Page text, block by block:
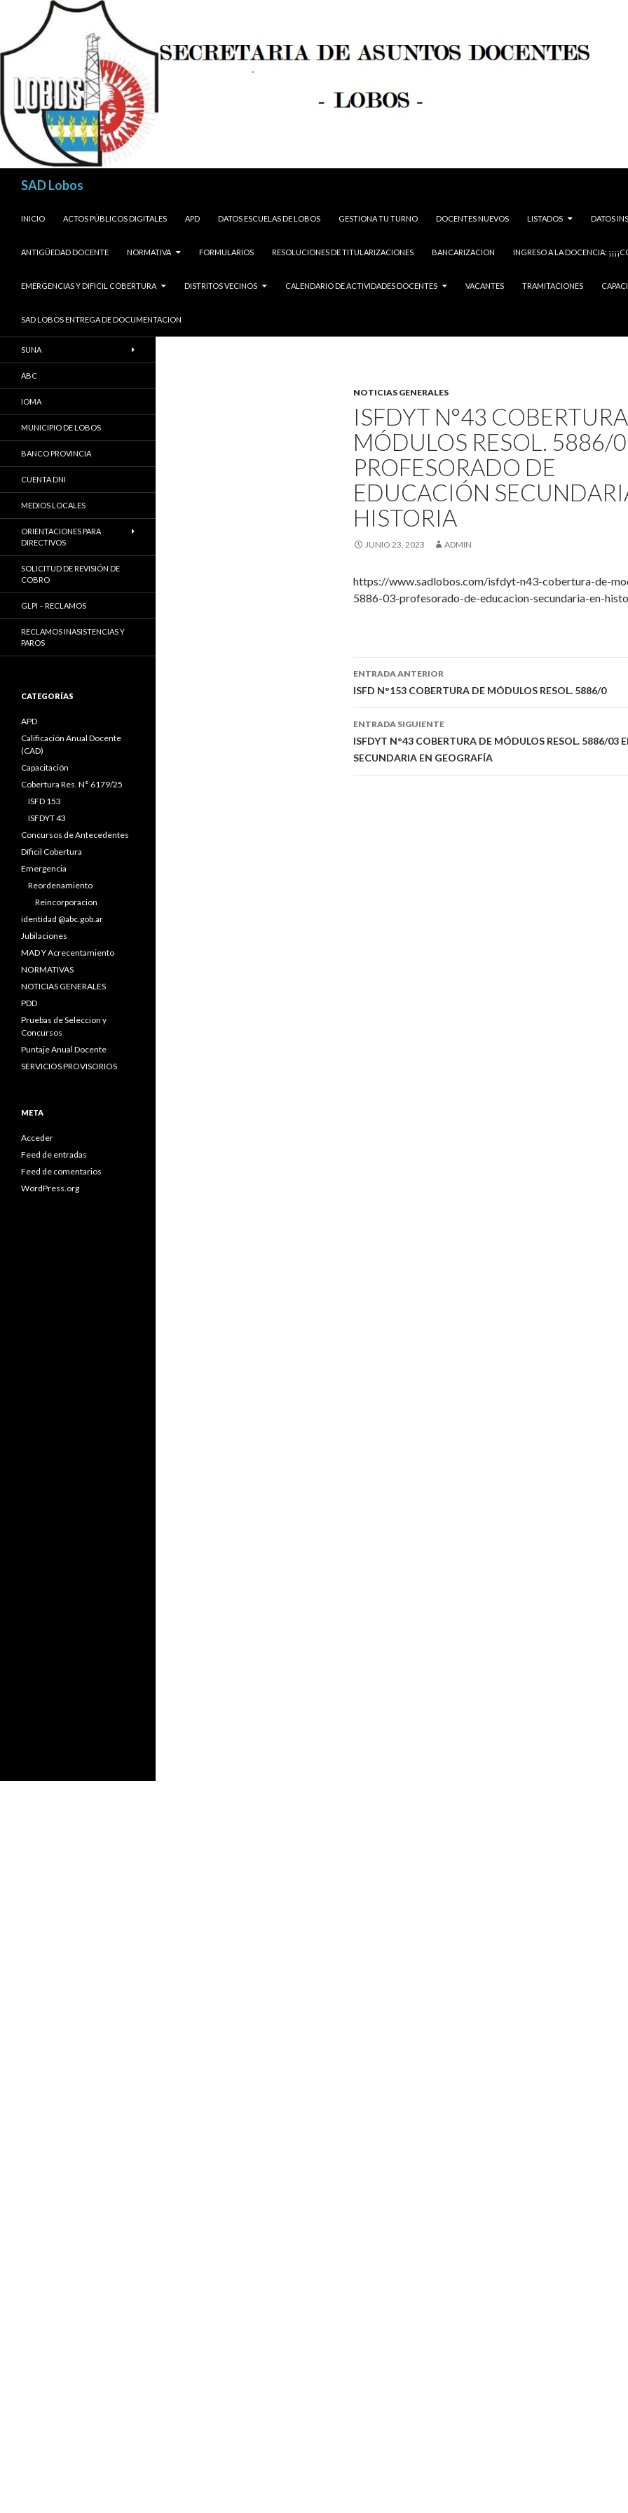
SAD Lobos
INICIO
ACTOS PÚBLICOS DIGITALES APD DATOS ESCUELAS DE LOBOS GESTIONA TU TURNO DOCENTES NUEVOS LISTADOS DATOS
ANTIGÜEDAD DOCENTE NORMATIVA FORMULARIOS RESOLUCIONES DE TITULARIZACIONES BANCARIZACION INGRESO A LA DOCENCIA:
EMERGENCIAS Y DIFICIL COBERTURA DISTRITOS VECINOS CALENDARIO DE ACTIVIDADES DOCENTES VACANTES TRAMITACIONES
SAD LOBOS ENTREGA DE DOCUMENTACION
NOTICIAS GENERALES
ISFDYT N°43
MÓDULOS RESOL. 5886/
PROFESORADO DE
EDUCACIÓN
HISTORIA
JUNIO 23, 2023 ADMIN
https://www.sadlobos.com/isfdyt-n43-cobertura-de-
5886-03-profesorado-de-educacion-secundaria-en-
Navegación
de
entradas
ENTRADA ANTERIOR
ISFD N°153 COBERTURA DE MÓDULOS RESOL. 5886/0
ENTRADA SIGUIENTE
ISFDYT N°43 COBERTURA DE MÓDULOS RESOL. 5886/03
SECUNDARIA EN GEOGRAFÍA
SUNA
ABC
IOMA
MUNICIPIO DE LOBOS
BANCO PROVINCIA
CUENTA DNI
MEDIOS LOCALES
ORIENTACIONES PARA
DIRECTIVOS
SOLICITUD DE REVISIÓN DE
COBRO
GLPI – RECLAMOS
RECLAMOS INASISTENCIAS Y
PAROS
CATEGORÍAS
APD
Calificación Anual Docente
(CAD)
Capacitación
Cobertura Res. N° 6179/25
ISFD 153
ISFDYT 43
Concursos de Antecedentes
Díficil Cobertura
Emergencia
Reordenamiento
Reincorporacion
identidad @abc.gob.ar
Jubilaciones
MAD Y Acrecentamiento
NORMATIVAS
NOTICIAS GENERALES
PDD
Pruebas de Seleccion y
Concursos
Puntaje Anual Docente
SERVICIOS PROVISORIOS
META
Acceder
Feed de entradas
Feed de comentarios
WordPress.org